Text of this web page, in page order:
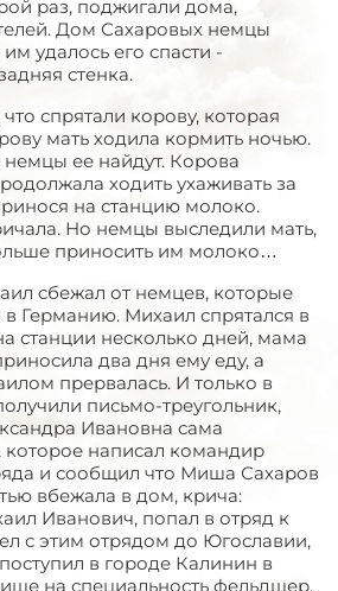
раз, поджигали дома,
Дом Сахаровых немцы
удалось его спасти -
стенка.
спрятали корову, которая
мать ходила кормить ночью.
немцы ее найдут. Корова
ходить ухаживать за
на станцию молоко.
Но немцы выследили мать,
приносить им молоко…
сбежал от немцев, которые
в Германию. Михаил спрятался в
станции несколько дней, мама
два дня ему еду, а
прервалась. И только в
письмо-треугольник,
Ивановна сама
которое написал командир
и сообщил что Миша Сахаров
вбежала в дом, крича:
Иванович, попал в отряд к
с этим отрядом до Югославии,
в городе Калинин в
на специальность фельдшер.